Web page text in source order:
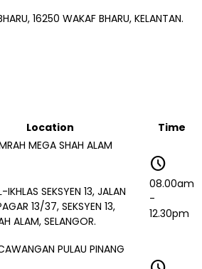
16250 WAKAF BHARU, KELANTAN.
Location Time
MEGA SHAH ALAM
SEKSYEN 13, JALAN
13/37, SEKSYEN 13,
ALAM, SELANGOR.
schedule
08.00am
-
12.30pm
PULAU PINANG